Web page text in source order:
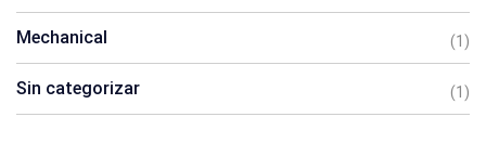
Mechanical (1)
Sin categorizar (1)